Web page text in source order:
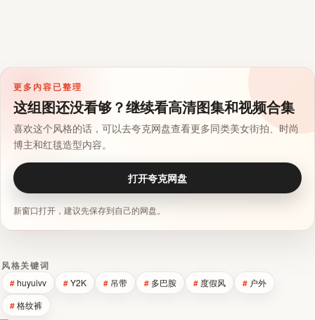
更多内容已整理
这组图还没看够？继续看高清图集和视频合集
喜欢这个风格的话，可以去夸克网盘查看更多同类美女街拍、时尚
博主和红毯造型内容。
打开夸克网盘
新窗口打开，建议先保存到自己的网盘。
风格关键词
huyuivv Y2K 吊带 多巴胺 度假风
户外
格纹裤